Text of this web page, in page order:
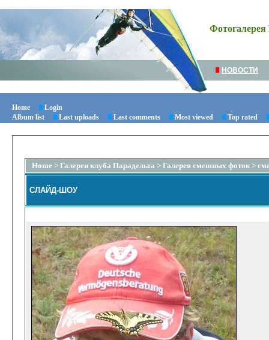
Фотогалерея
НОВОСТИ
Home
Login
Album list
Last uploads Last comments Most viewed Top rated
Home > Галереи клуба Парадельта > Галерея смешных фоток >
СЛАЙД-ШОУ